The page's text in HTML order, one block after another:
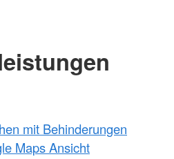
mit Behinderungen
Maps Ansicht